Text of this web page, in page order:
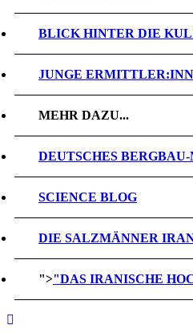
BLICK HINTER DIE
JUNGE
MEHR DAZU...
DEUTSCHES
SCIENCE BLOG
DIE SALZMÄNNER
">"DAS IRANISCHE